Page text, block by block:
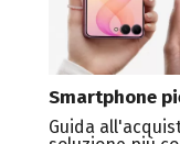
Smartphone
Guida